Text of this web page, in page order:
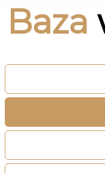
Baza